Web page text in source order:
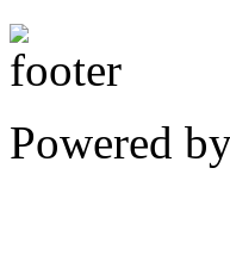
Powered